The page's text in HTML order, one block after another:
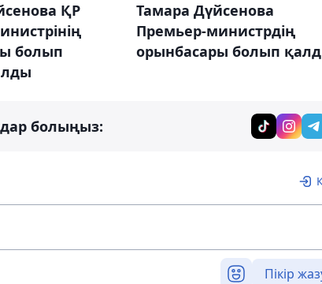
ҚР
болып
Тамара Дүйсенова
Премьер-министрдің
орынбасары болып
болыңыз:
Пікір